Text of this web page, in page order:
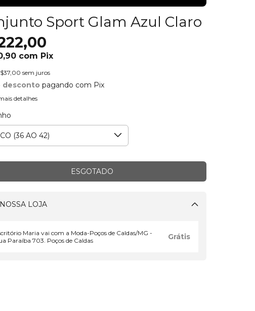
Sport Glam Azul Claro
com Pix
sem juros
desconto pagando com Pix
detalhes
NOSSA LOJA
Maria vai com a Moda-Poços de Caldas/MG -
Paraíba 703. Poços de Caldas
Grátis